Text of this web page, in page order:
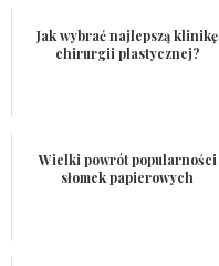
Jak wybrać najlepszą klinikę
chirurgii plastycznej?
Wielki powrót popularności
słomek papierowych